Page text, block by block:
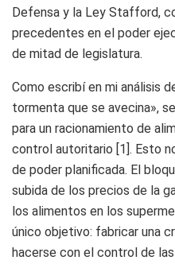
Defensa y la Ley Stafford,
precedentes en el poder
de mitad de legislatura.
Como escribí en mi análisis
tormenta que se avecina»,
para un racionamiento de
control autoritario [1]. Esto
de poder planificada. El
subida de los precios de la
los alimentos en los
único objetivo: fabricar una
hacerse con el control de